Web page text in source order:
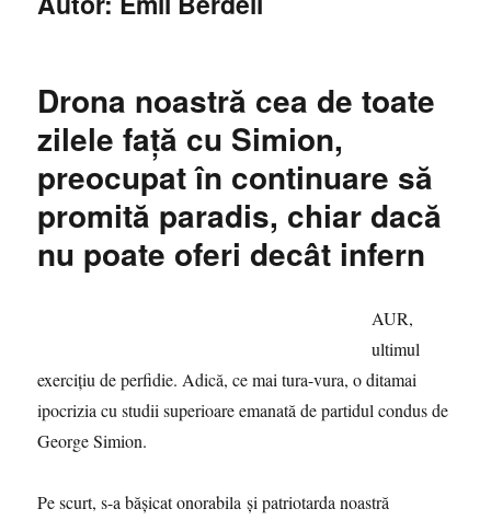
Drona noastră cea de toate
zilele față cu Simion,
preocupat în continuare să
promită paradis, chiar dacă
nu poate oferi decât infern
AUR,
ultimul
exercițiu de perfidie. Adică, ce mai tura-vura, o ditamai
ipocrizia cu studii superioare emanată de partidul condus de
George Simion.
Pe scurt, s-a bășicat onorabila și patriotarda noastră